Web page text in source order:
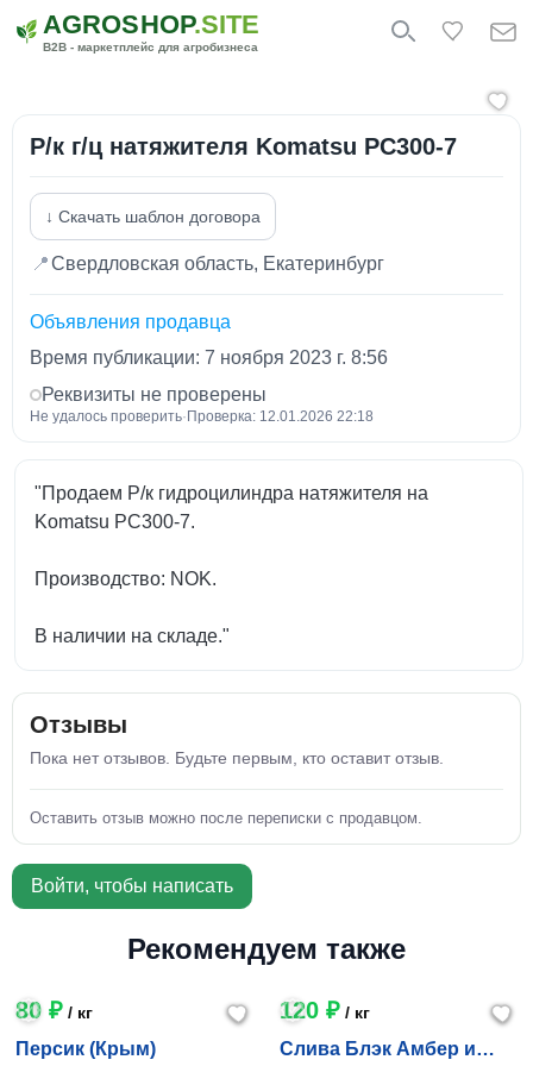
AGROSHOP.SITE
B2B - маркетплейс для агробизнеса
Р/к г/ц натяжителя Komatsu PC300-7
↓ Скачать шаблон договора
📍Свердловская область, Екатеринбург
Объявления продавца
Время публикации: 7 ноября 2023 г. 8:56
Реквизиты не проверены
Не удалось проверить· Проверка: 12.01.2026 22:18
"Продаем Р/к гидроцилиндра натяжителя на
Komatsu PC300-7.
Производство: NOK.
В наличии на складе."
Отзывы
Пока нет отзывов. Будьте первым, кто оставит отзыв.
Оставить отзыв можно после переписки с продавцом.
Войти, чтобы написать
Рекомендуем также
80 ₽ / кг
Персик (Крым)
120 ₽/ кг
Слива Блэк Амбер и